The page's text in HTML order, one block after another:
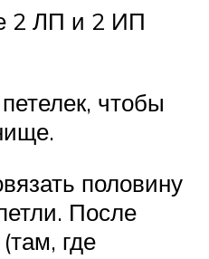
2 ЛП и 2 ИП
чтобы
половину
После
где